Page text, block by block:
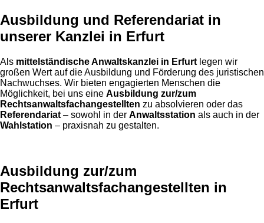
Ausbildung und Referendariat in
unserer Kanzlei in Erfurt
Als mittelständische Anwaltskanzlei in Erfurt legen wir
großen Wert auf die Ausbildung und Förderung des juristischen
Nachwuchses. Wir bieten engagierten Menschen die
Möglichkeit, bei uns eine Ausbildung zur/zum
Rechtsanwaltsfachangestellten zu absolvieren oder das
Referendariat – sowohl in der Anwaltsstation als auch in der
Wahlstation – praxisnah zu gestalten.
Ausbildung zur/zum
Rechtsanwaltsfachangestellten in
Erfurt